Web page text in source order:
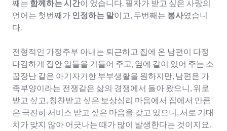
째는 함께하는시간이 었습니다. 필자가 받고 싶은 사랑의
언어는 첫번째가 인정하는 말이고, 두번째는 봉사였습니
다.
전형적인 가정주부 아내는 퇴근하고 집에 온 남편이 다정
다감하게 집안 일들을 거들어 주고, 옆에 같이 있어 주는 소
꿉장난 같은 아기자기한 부부생활을 원하지만, 남편은 가
족부양이라는 전쟁같은 삶의 경쟁에서 돌아 왔으니, 위로
받고 싶고, 칭찬받고 싶은 보상심리 마음에서 집에서 만큼
은 극진히 서비스 받고 싶은 마음을 갖고 있으니, 서로 기대
치가 맞지 않아 어긋나는 때가 많이 발생한다는 것이지요.